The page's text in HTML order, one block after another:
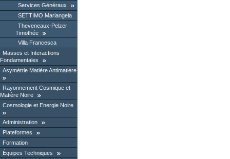
Services Généraux
SETTIMO Mariangela
Theveneaux-Pelzer
Timothée
Villa Francesca
Masses et Interactions
Fondamentales
Asymétrie Matière Antimatière
Rayonnement Cosmique et
Matière Noire
Cosmologie et Energie Noire
Administration
Plateformes
Formation
Équipes Techniques